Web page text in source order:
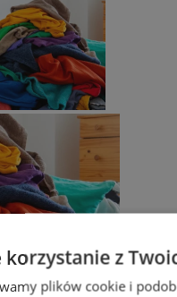
z
plików cookie i